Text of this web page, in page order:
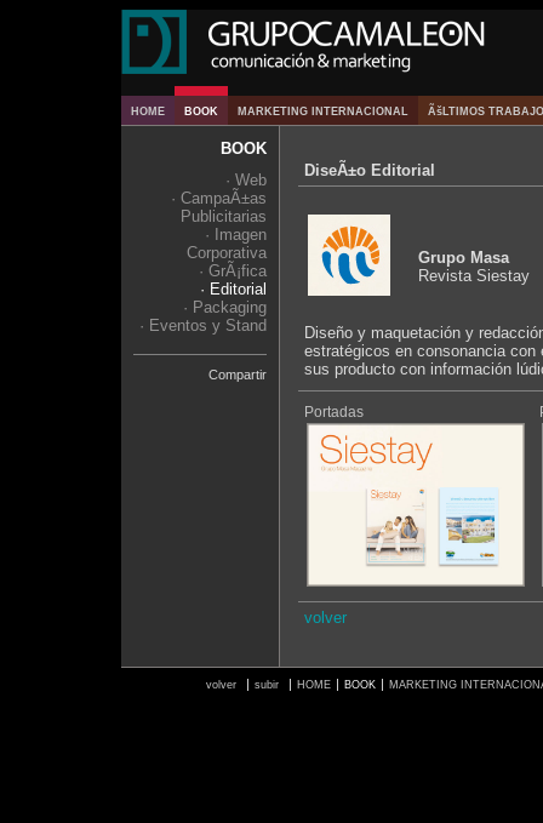
HOME BOOK MARKETING INTERNACIONAL ÃšLTIMOS
BOOK
· Web
· CampaÃ±as
Publicitarias
· Imagen
Corporativa
· GrÃ¡fica
· Editorial
· Packaging
· Eventos y Stand
Compartir
DiseÃ±o Editorial
Grupo Masa
Revista Siestay
Diseño y maquetación y
estratégicos en consonancia
sus producto con información
Portadas
volver
volver subir HOME BOOK MARKETING